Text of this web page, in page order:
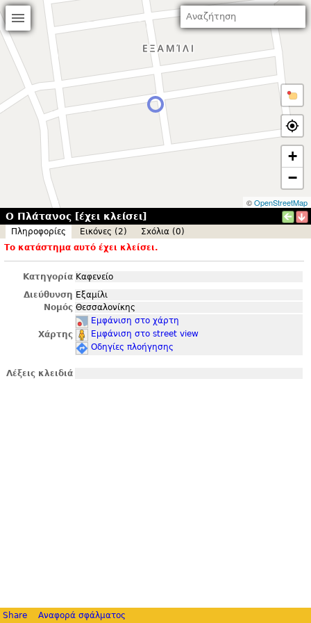
+
−
©OpenStreetMap
Ο Πλάτανος [έχει κλείσει]
Πληροφορίες Εικόνες (2)
Σxόλια (0)
Το κατάστημα αυτό έχει κλείσει.
Κατηγορία Καφενείο
Διεύθυνση Εξαμίλι
Νομός Θεσσαλονίκης
Χάρτης
Εμφάνιση στο χάρτη
Εμφάνιση στο street view
Οδηγίες πλοήγησης
Λέξεις κλειδιά
Share Αναφορά σφάλματος